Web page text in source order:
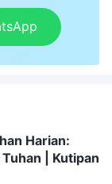
Harian:
| Kutipan